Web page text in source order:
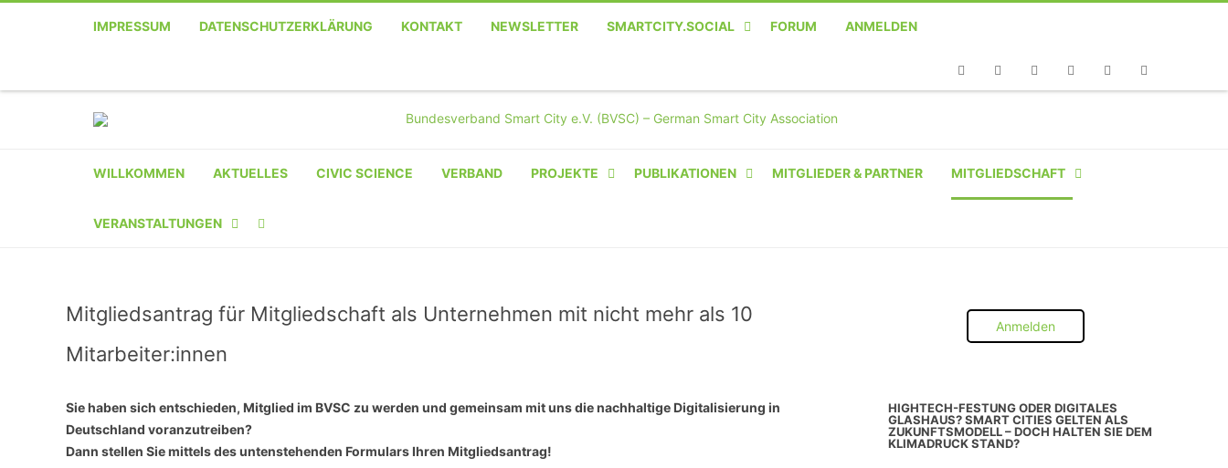
IMPRESSUM DATENSCHUTZERKLÄRUNG KONTAKT NEWSLETTER SMARTCITY.SOCIAL FORUM ANMELDEN
WILLKOMMEN AKTUELLES CIVIC SCIENCE VERBAND PROJEKTE
CLAIRYFI-INDOORS: SMART
SCHULQUARTIERCHECK
SMART CHARITIES
PUBLIKATIONEN MITGLIEDER & PARTNER MITGLIEDSCHAFT
INSTITUTION
UNTERNEHMEN MIT 11-50 MA
VERANSTALTUNGEN
VERANSTALTER-
EINREICHEN
VERANSTALTUNGSORTE
Mitgliedsantrag für Mitgliedschaft als Unternehmen mit nicht mehr als 10
Mitarbeiter:innen
Sie haben sich entschieden, Mitglied im BVSC zu werden und gemeinsam mit uns die nachhaltige Digitalisierung in
Deutschland voranzutreiben?
Dann stellen Sie mittels des untenstehenden Formulars Ihren Mitgliedsantrag!
Anmelden
HIGHTECH-FESTUNG ODER DIGITALES
GLASHAUS? SMART CITIES GELTEN ALS
ZUKUNFTSMODELL – DOCH HALTEN SIE DEM
KLIMADRUCK STAND?